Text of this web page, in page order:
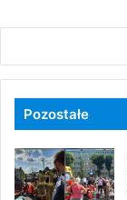
Pozostałe